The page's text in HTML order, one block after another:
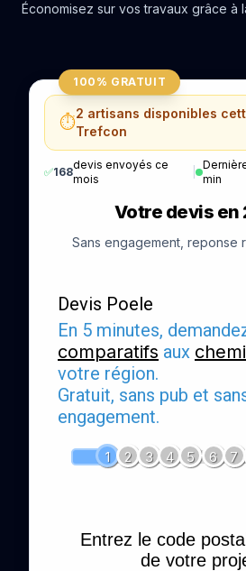
Économisez sur vos travaux grâce à
100% GRATUIT
⏱️2 artisans disponibles
Trefcon
✅168
devis envoyés ce
mois
|
min
Votre devis en
Sans engagement, reponse
Devis Poele
En 5 minutes,
comparatifs aux
votre région.
Gratuit, sans pub et
engagement.
1 2 3 4 5 6 7
Entrez le code
de votre